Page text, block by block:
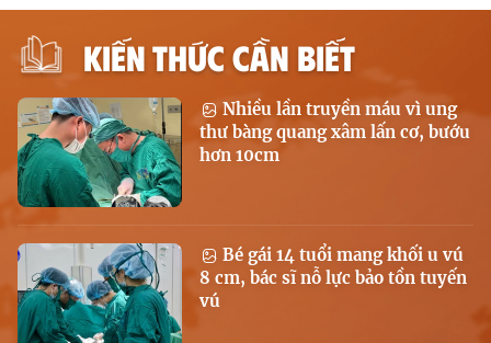
KIẾN THỨC CẦN BIẾT
Nhiều lần truyền máu vì ung
thư bàng quang xâm lấn cơ, bướu
hơn 10cm
Bé gái 14 tuổi mang khối u vú
8 cm, bác sĩ nỗ lực bảo tồn tuyến
vú